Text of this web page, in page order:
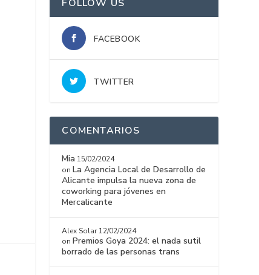
FOLLOW US
FACEBOOK
TWITTER
COMENTARIOS
Mia 15/02/2024
on La Agencia Local de Desarrollo de
Alicante impulsa la nueva zona de
coworking para jóvenes en
Mercalicante
Alex Solar 12/02/2024
on Premios Goya 2024: el nada sutil
borrado de las personas trans